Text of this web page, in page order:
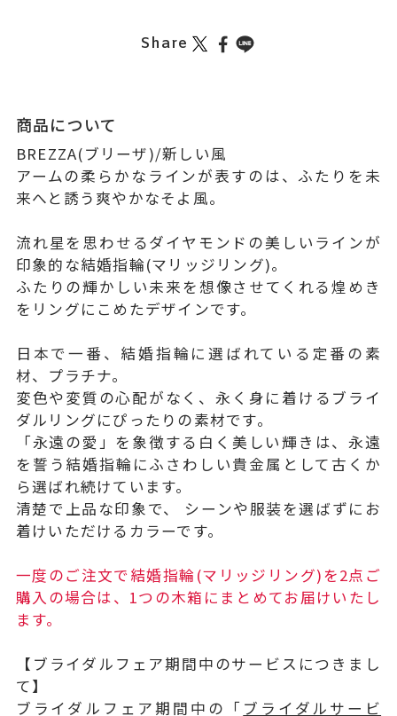
Share
商品について
BREZZA(ブリーザ)/新しい風
アームの柔らかなラインが表すのは、ふたりを未
来へと誘う爽やかなそよ風。
流れ星を思わせるダイヤモンドの美しいラインが
印象的な結婚指輪(マリッジリング)。
ふたりの輝かしい未来を想像させてくれる煌めき
をリングにこめたデザインです。
日本で一番、結婚指輪に選ばれている定番の素
材、プラチナ。
変色や変質の心配がなく、永く身に着けるブライ
ダルリングにぴったりの素材です。
「永遠の愛」を象徴する白く美しい輝きは、永遠
を誓う結婚指輪にふさわしい貴金属として古くか
ら選ばれ続けています。
清楚で上品な印象で、 シーンや服装を選ばずにお
着けいただけるカラーです。
一度のご注文で結婚指輪(マリッジリング)を2点ご
購入の場合は、1つの木箱にまとめてお届けいたし
ます。
【ブライダルフェア期間中のサービスにつきまし
て】
ブライダルフェア期間中の「 ブライダルサービ